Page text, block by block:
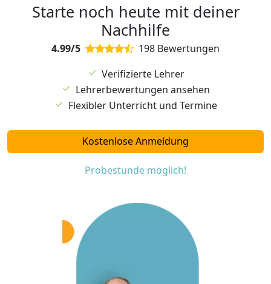
Starte noch heute mit deiner
Nachhilfe
4.99/5
198 Bewertungen
Verifizierte Lehrer
Lehrerbewertungen ansehen
Flexibler Unterricht und Termine
Kostenlose Anmeldung
Probestunde möglich!